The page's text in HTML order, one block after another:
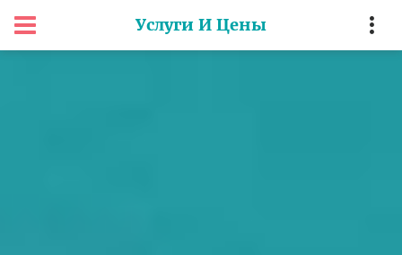
Услуги И Цены